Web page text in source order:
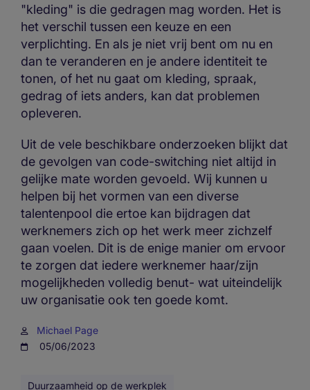
"kleding" is die gedragen mag worden. Het is
het verschil tussen een keuze en een
verplichting. En als je niet vrij bent om nu en
dan te veranderen en je andere identiteit te
tonen, of het nu gaat om kleding, spraak,
gedrag of iets anders, kan dat problemen
opleveren.
Uit de vele beschikbare onderzoeken blijkt dat
de gevolgen van code-switching niet altijd in
gelijke mate worden gevoeld. Wij kunnen u
helpen bij het vormen van een diverse
talentenpool die ertoe kan bijdragen dat
werknemers zich op het werk meer zichzelf
gaan voelen. Dit is de enige manier om ervoor
te zorgen dat iedere werknemer haar/zijn
mogelijkheden volledig benut- wat uiteindelijk
uw organisatie ook ten goede komt.
Michael Page
05/06/2023
Duurzaamheid op de werkplek